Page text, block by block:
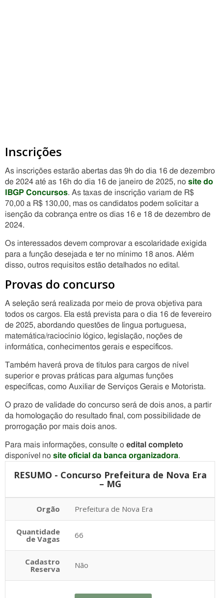
Inscrições
As inscrições estarão abertas das 9h do dia 16 de dezembro
de 2024 até as 16h do dia 16 de janeiro de 2025, no site do
IBGP Concursos. As taxas de inscrição variam de R$
70,00 a R$ 130,00, mas os candidatos podem solicitar a
isenção da cobrança entre os dias 16 e 18 de dezembro de
2024.
Os interessados devem comprovar a escolaridade exigida
para a função desejada e ter no mínimo 18 anos. Além
disso, outros requisitos estão detalhados no edital.
Provas do concurso
A seleção será realizada por meio de prova objetiva para
todos os cargos. Ela está prevista para o dia 16 de fevereiro
de 2025, abordando questões de língua portuguesa,
matemática/raciocínio lógico, legislação, noções de
informática, conhecimentos gerais e específicos.
Também haverá prova de títulos para cargos de nível
superior e provas práticas para algumas funções
específicas, como Auxiliar de Serviços Gerais e Motorista.
O prazo de validade do concurso será de dois anos, a partir
da homologação do resultado final, com possibilidade de
prorrogação por mais dois anos.
Para mais informações, consulte o edital completo
disponível no site oficial da banca organizadora.
RESUMO - Concurso Prefeitura de Nova Era
– MG
Orgão Prefeitura de Nova Era
Quantidade
de Vagas 66
Cadastro
Reserva Não